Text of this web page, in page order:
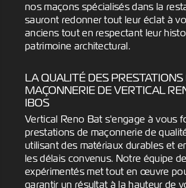
nos maçons spécialisés dans la
sauront redonner tout leur éclat à
anciens tout en respectant leur
patrimoine architectural.
LA QUALITÉ DES PRESTATIONS
MAÇONNERIE DE VERTICAL
IBOS
Vertical Reno Bat s'engage à vous
prestations de maçonnerie de
utilisant des matériaux durables et
les délais convenus. Notre équipe
expérimentés met tout en œuvre
garantir un résultat à la hauteur de